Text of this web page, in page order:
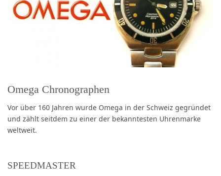
Omega Chronographen
Vor über 160 Jahren wurde Omega in der Schweiz gegründet
und zählt seitdem zu einer der bekanntesten Uhrenmarke
weltweit.
SPEEDMASTER